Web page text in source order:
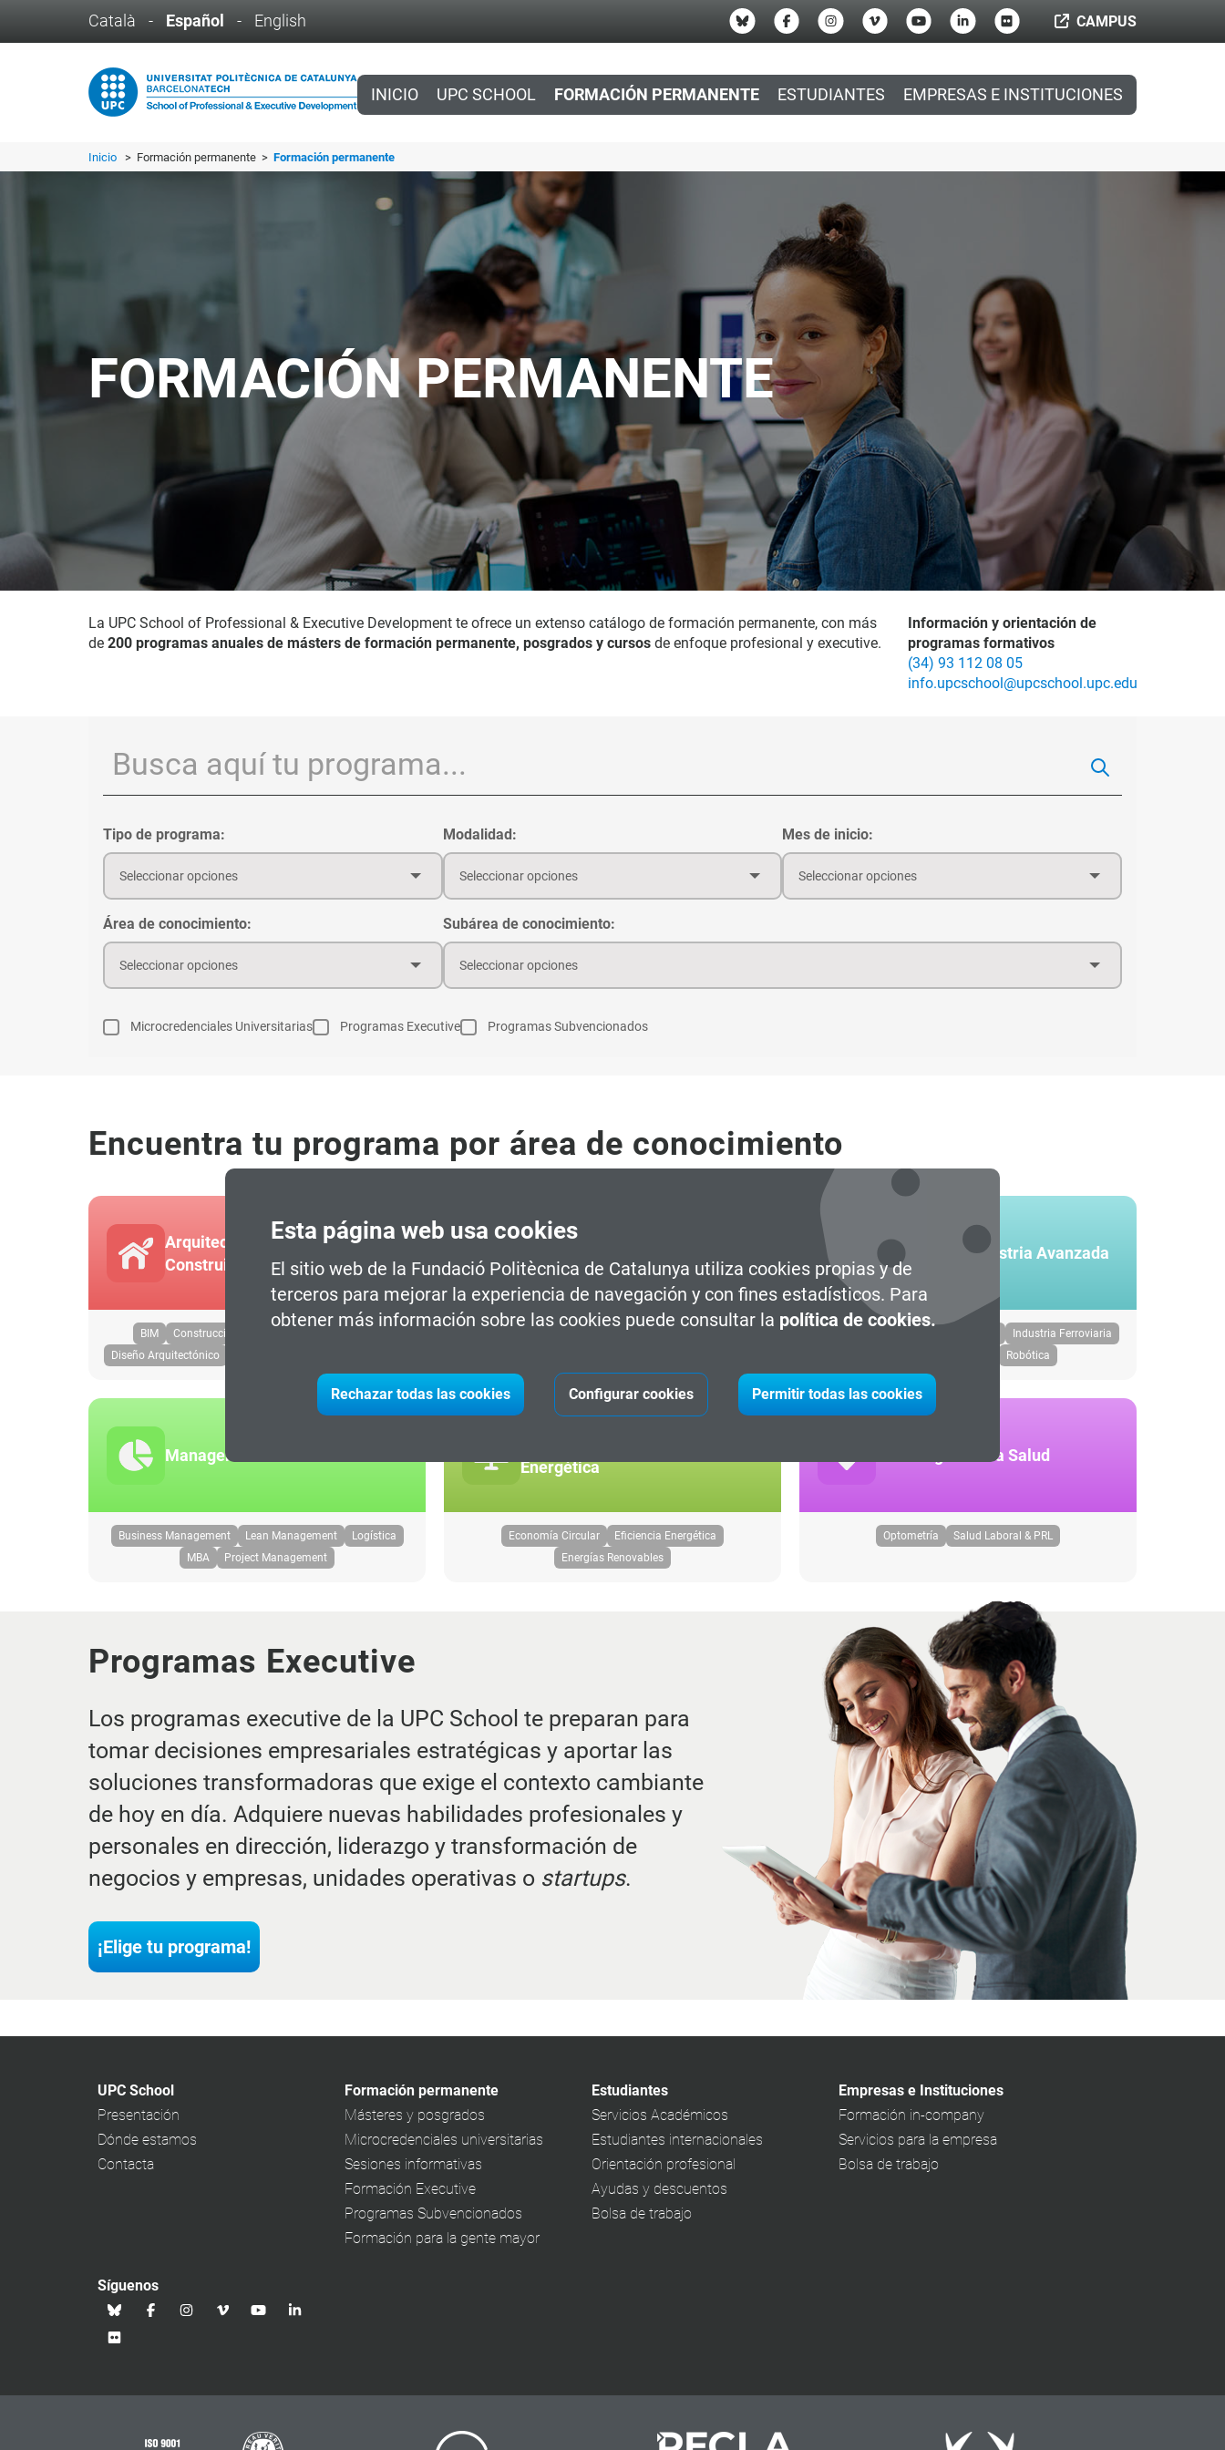
Esta página web usa cookies
El sitio web de la Fundació Politècnica de Catalunya utiliza cookies propias y de
terceros para mejorar la experiencia de navegación y con fines estadísticos. Para
obtener más información sobre las cookies puede consultar la política de cookies.
Rechazar todas las cookies Configurar cookies Permitir todas las cookies
Català - Español - English CAMPUS
INICIO UPC SCHOOL FORMACIÓN PERMANENTE ESTUDIANTES EMPRESAS E INSTITUCIONES
Inicio > Formación permanente > Formación permanente
FORMACIÓN PERMANENTE
La UPC School of Professional & Executive Development te ofrece un extenso catálogo de formación permanente, con más
de 200 programas anuales de másters de formación permanente, posgrados y cursos de enfoque profesional y executive.
Información y orientación de
programas formativos
(34) 93 112 08 05
info.upcschool@upcschool.upc.edu
Tipo de programa:
Seleccionar opciones
Modalidad:
Seleccionar opciones
Mes de inicio:
Seleccionar opciones
Área de conocimiento:
Seleccionar opciones
Subárea de conocimiento:
Seleccionar opciones
Microcredenciales Universitarias Programas Executive Programas Subvencionados
Encuentra tu programa por área de conocimiento
Arquitectura y Entorno
Construido
BIM Construcción Sostenible
Diseño Arquitectónico
Data
Ingeniería e Industria Avanzada
Industria Ferroviaria
Robótica
Management
Business Management Lean Management
Logística
MBA
Project Management
Energética
Economía Circular
Eficiencia Energética
Energías Renovables
Tecnologías de la Salud
Optometría Salud Laboral & PRL
Programas Executive
Los programas executive de la UPC School te preparan para
tomar decisiones empresariales estratégicas y aportar las
soluciones transformadoras que exige el contexto cambiante
de hoy en día. Adquiere nuevas habilidades profesionales y
personales en dirección, liderazgo y transformación de
negocios y empresas, unidades operativas o startups.
¡Elige tu programa!
UPC School
Presentación
Dónde estamos
Contacta
Formación permanente
Másteres y posgrados
Microcredenciales universitarias
Sesiones informativas
Formación Executive
Programas Subvencionados
Formación para la gente mayor
Estudiantes
Servicios Académicos
Estudiantes internacionales
Orientación profesional
Ayudas y descuentos
Bolsa de trabajo
Empresas e Instituciones
Formación in-company
Servicios para la empresa
Bolsa de trabajo
Síguenos